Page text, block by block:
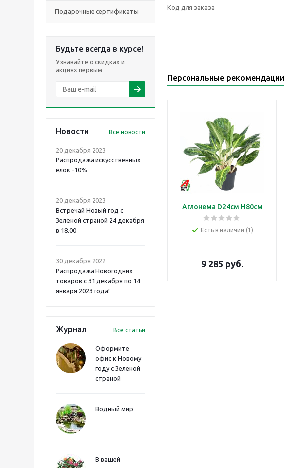
Подарочные сертификаты
Будьте всегда в курсе!
Узнавайте о скидках и
акциях первым
Новости Все новости
20 декабря 2023
Распродажа искусственных
елок -10%
20 декабря 2023
Встречай Новый год с
Зелёной страной 24 декабря
в 18.00
30 декабря 2022
Распродажа Новогодних
товаров с 31 декабря по 14
января 2023 года!
Журнал Все статьи
Оформите
офис к Новому
году с Зеленой
страной
Водный мир
В вашей
Код для заказа
Персональные рекомендации
Аглонема D24см H80см
Есть в наличии (1)
9 285 руб.